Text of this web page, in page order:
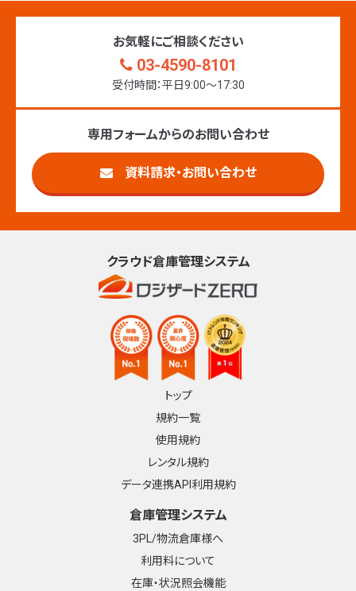
お気軽にご相談ください
03-4590-8101
受付時間：平日9:00〜17:30
専用フォームからのお問い合わせ
資料請求・お問い合わせ
クラウド倉庫管理システム
トップ
規約一覧
使用規約
レンタル規約
データ連携API利用規約
倉庫管理システム
3PL/物流倉庫様へ
利用料について
在庫・状況照会機能